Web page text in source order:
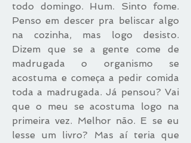
todo domingo. Hum. Sinto fome.
Penso em descer pra beliscar algo
na cozinha, mas logo desisto.
Dizem que se a gente come de
madrugada o organismo se
acostuma e começa a pedir comida
toda a madrugada. Já pensou? Vai
que o meu se acostuma logo na
primeira vez. Melhor não. E se eu
lesse um livro? Mas aí teria que